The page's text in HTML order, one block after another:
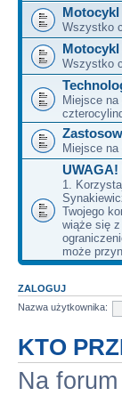
Motocykl
Wszystko
Motocykl
Wszystko
Miejsce
Miejsce
1.
Twojego
wiąże się
może
ZALOGUJ
Nazwa użytkownika:
KTO
Na